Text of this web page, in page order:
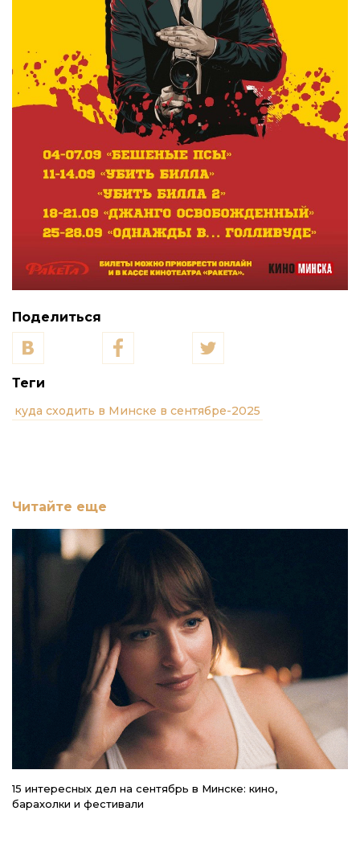
Поделиться
Теги
куда сходить в Минске в сентябре-2025
Читайте еще
15 интересных дел на сентябрь в Минске: кино,
барахолки и фестивали